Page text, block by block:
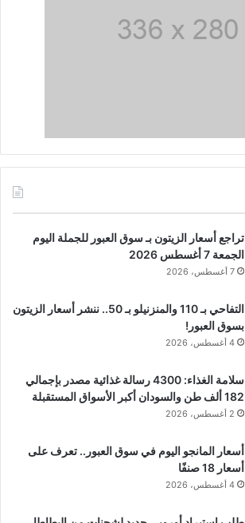
تراجع أسعار الزيتون بـ سوق العبور للجملة اليوم
الجمعة 7 أغسطس 2026
7 أغسطس، 2026
التفاحي بـ 110 والمنزنيلو بـ 50.. ننشر أسعار الزيتون
بسوق العبور!
4 أغسطس، 2026
سلامة الغذاء: 4300 رسالة غذائية مصدر بإجمالي
182 ألف طن والسودان أكبر الأسواق المستقبلة
2 أغسطس، 2026
أسعار المانجو اليوم في سوق العبور.. تعرف على
أسعار 18 صنفًا
4 أغسطس، 2026